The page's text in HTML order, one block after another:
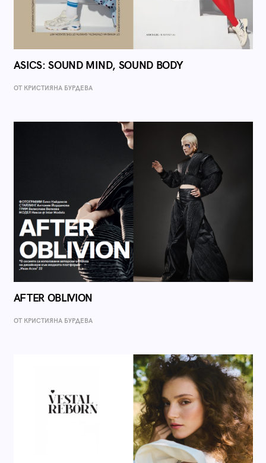
ASICS: SOUND MIND, SOUND BODY
ОТ КРИСТИЯНА БУРДЕВА
AFTER OBLIVION
ОТ КРИСТИЯНА БУРДЕВА